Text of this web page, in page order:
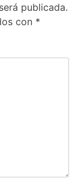
publicada.
con *